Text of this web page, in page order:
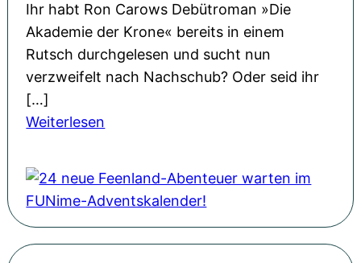
u
n
d
V
r
r
a
o
s
t
e
l
Ihr habt Ron Carows Debütroman »Die
Akademie der Krone« bereits in einem
Rutsch durchgelesen und sucht nun
verzweifelt nach Nachschub? Oder seid ihr
[…]
Weiterlesen
n
e